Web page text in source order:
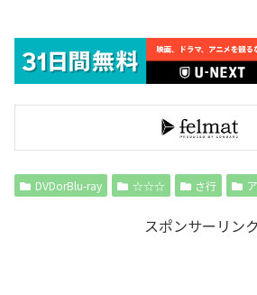
DVDorBlu-ray ☆☆☆ さ行
スポンサーリンク